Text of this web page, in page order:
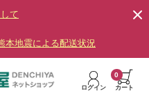
て
本地震による配送状況
ログイン カート
0